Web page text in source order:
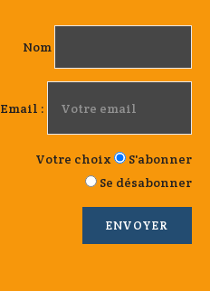
Nom
Email :
Votre choix
S'abonner
Se désabonner